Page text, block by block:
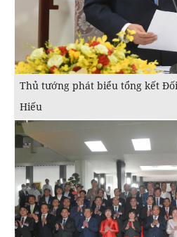
Thủ tướng phát biểu tổng kết
Hiếu